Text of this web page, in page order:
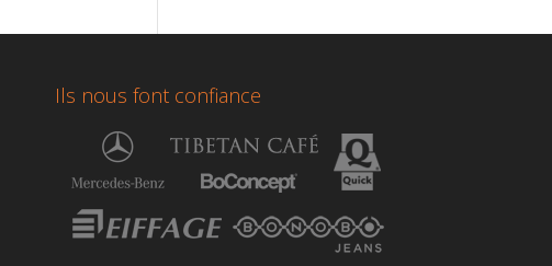
Ils nous font confiance